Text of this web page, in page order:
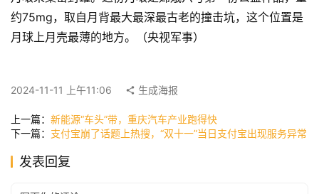
首
页
快
公
约75mg，取自月背最大最深最古老的撞击坑，这个位置是
月球上月壳最薄的地方。（央视军事）
2024-11-11 上午11:06 生成海报
上一篇： 新能源“车头”带，重庆汽车产业跑得快
下一篇： 支付宝崩了话题上热搜，“双十一”当日支付宝出现服务异常
发表回复